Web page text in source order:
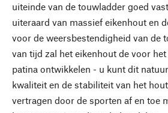
uiteinde van de touwladder goed
uiteraard van massief eikenhout en
voor de weersbestendigheid van de
van tijd zal het eikenhout de voor
patina ontwikkelen - u kunt dit
kwaliteit en de stabiliteit van het
vertragen door de sporten af en toe